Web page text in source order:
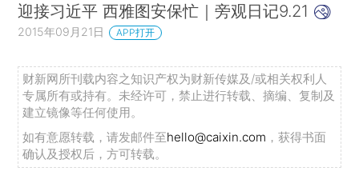
迎接习近平 西雅图安保忙｜旁观日记9.21
2015年09月21日 APP打开
财新网所刊载内容之知识产权为财新传媒及/或相关权利人
专属所有或持有。未经许可，禁止进行转载、摘编、复制及
建立镜像等任何使用。
如有意愿转载，请发邮件至hello@caixin.com ，获得书面
确认及授权后，方可转载。